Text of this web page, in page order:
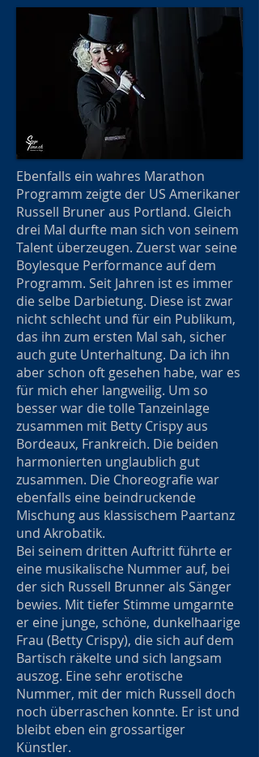
Ebenfalls ein wahres Marathon
Programm zeigte der US Amerikaner
Russell Bruner aus Portland. Gleich
drei Mal durfte man sich von seinem
Talent überzeugen. Zuerst war seine
Boylesque Performance auf dem
Programm. Seit Jahren ist es immer
die selbe Darbietung. Diese ist zwar
nicht schlecht und für ein Publikum,
das ihn zum ersten Mal sah, sicher
auch gute Unterhaltung. Da ich ihn
aber schon oft gesehen habe, war es
für mich eher langweilig. Um so
besser war die tolle Tanzeinlage
zusammen mit Betty Crispy aus
Bordeaux, Frankreich. Die beiden
harmonierten unglaublich gut
zusammen. Die Choreografie war
ebenfalls eine beindruckende
Mischung aus klassischem Paartanz
und Akrobatik.
Bei seinem dritten Auftritt führte er
eine musikalische Nummer auf, bei
der sich Russell Brunner als Sänger
bewies. Mit tiefer Stimme umgarnte
er eine junge, schöne, dunkelhaarige
Frau (Betty Crispy), die sich auf dem
Bartisch räkelte und sich langsam
auszog. Eine sehr erotische
Nummer, mit der mich Russell doch
noch überraschen konnte. Er ist und
bleibt eben ein grossartiger
Künstler.